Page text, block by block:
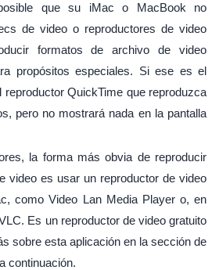
que su iMac o MacBook no
de video o reproductores de video
formatos de archivo de video
propósitos especiales. Si ese es el
reproductor QuickTime que reproduzca
pero no mostrará nada en la pantalla
la forma más obvia de reproducir
video es usar un reproductor de video
como Video Lan Media Player o, en
Es un reproductor de video gratuito
sobre esta aplicación en la sección de
continuación.